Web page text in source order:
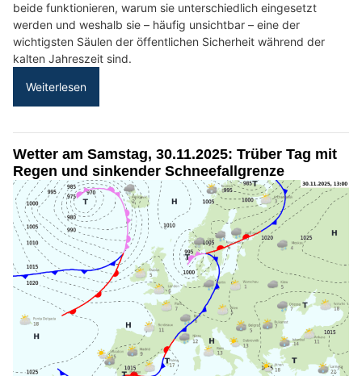
beide funktionieren, warum sie unterschiedlich eingesetzt
werden und weshalb sie – häufig unsichtbar – eine der
wichtigsten Säulen der öffentlichen Sicherheit während der
kalten Jahreszeit sind.
Weiterlesen
Wetter am Samstag, 30.11.2025: Trüber Tag mit
Regen und sinkender Schneefallgrenze